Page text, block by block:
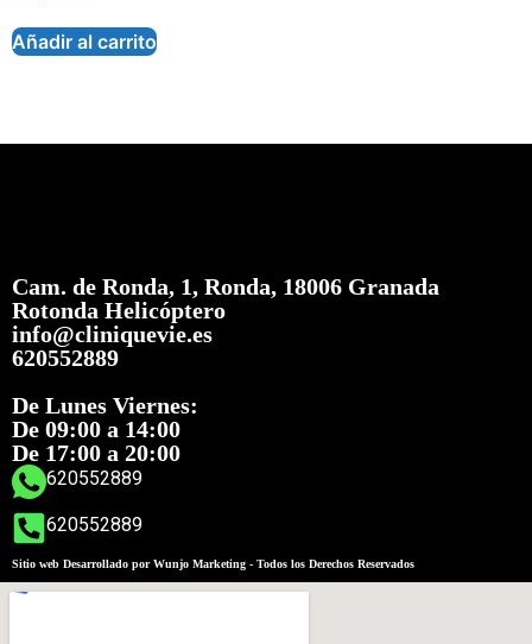
Añadir al carrito
Cam. de Ronda, 1, Ronda, 18006 Granada
Rotonda Helicóptero
info@cliniquevie.es
620552889
De Lunes Viernes:
De 09:00 a 14:00
De 17:00 a 20:00
620552889
620552889
Sitio web Desarrollado por Wunjo Marketing - Todos los Derechos Reservados